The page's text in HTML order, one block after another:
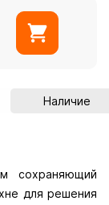
Наличие
сохраняющий
для решения